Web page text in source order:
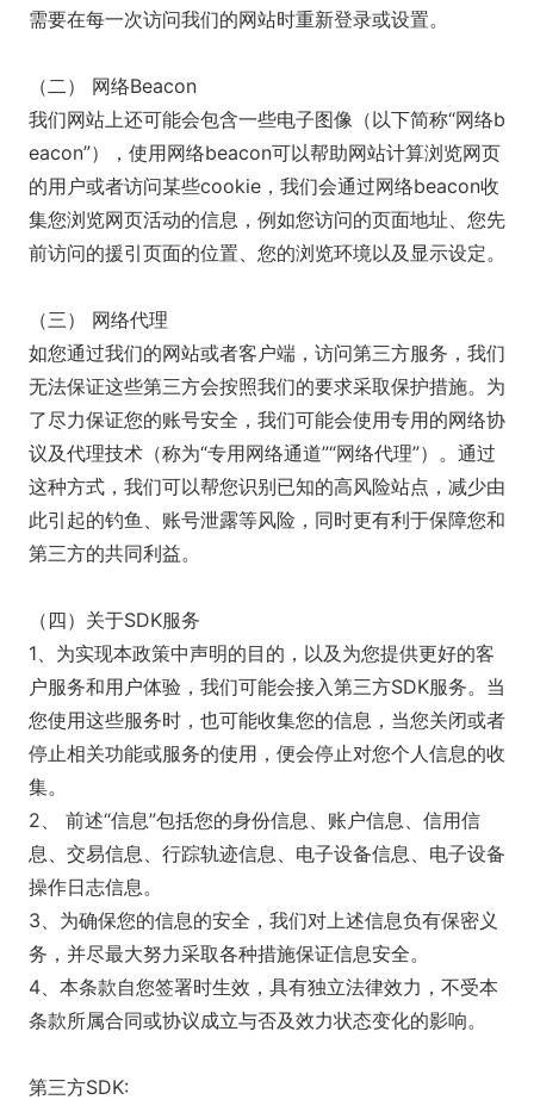
需要在每一次访问我们的网站时重新登录或设置。
（二） 网络Beacon
我们网站上还可能会包含一些电子图像（以下简称“网络b
eacon”），使用网络beacon可以帮助网站计算浏览网页
的用户或者访问某些cookie，我们会通过网络beacon收
集您浏览网页活动的信息，例如您访问的页面地址、您先
前访问的援引页面的位置、您的浏览环境以及显示设定。
（三） 网络代理
如您通过我们的网站或者客户端，访问第三方服务，我们
无法保证这些第三方会按照我们的要求采取保护措施。为
了尽力保证您的账号安全，我们可能会使用专用的网络协
议及代理技术（称为“专用网络通道”“网络代理”）。通过
这种方式，我们可以帮您识别已知的高风险站点，减少由
此引起的钓鱼、账号泄露等风险，同时更有利于保障您和
第三方的共同利益。
（四）关于SDK服务
1、为实现本政策中声明的目的，以及为您提供更好的客
户服务和用户体验，我们可能会接入第三方SDK服务。当
您使用这些服务时，也可能收集您的信息，当您关闭或者
停止相关功能或服务的使用，便会停止对您个人信息的收
集。
2、 前述“信息”包括您的身份信息、账户信息、信用信
息、交易信息、行踪轨迹信息、电子设备信息、电子设备
操作日志信息。
3、为确保您的信息的安全，我们对上述信息负有保密义
务，并尽最大努力采取各种措施保证信息安全。
4、本条款自您签署时生效，具有独立法律效力，不受本
条款所属合同或协议成立与否及效力状态变化的影响。
第三方SDK: